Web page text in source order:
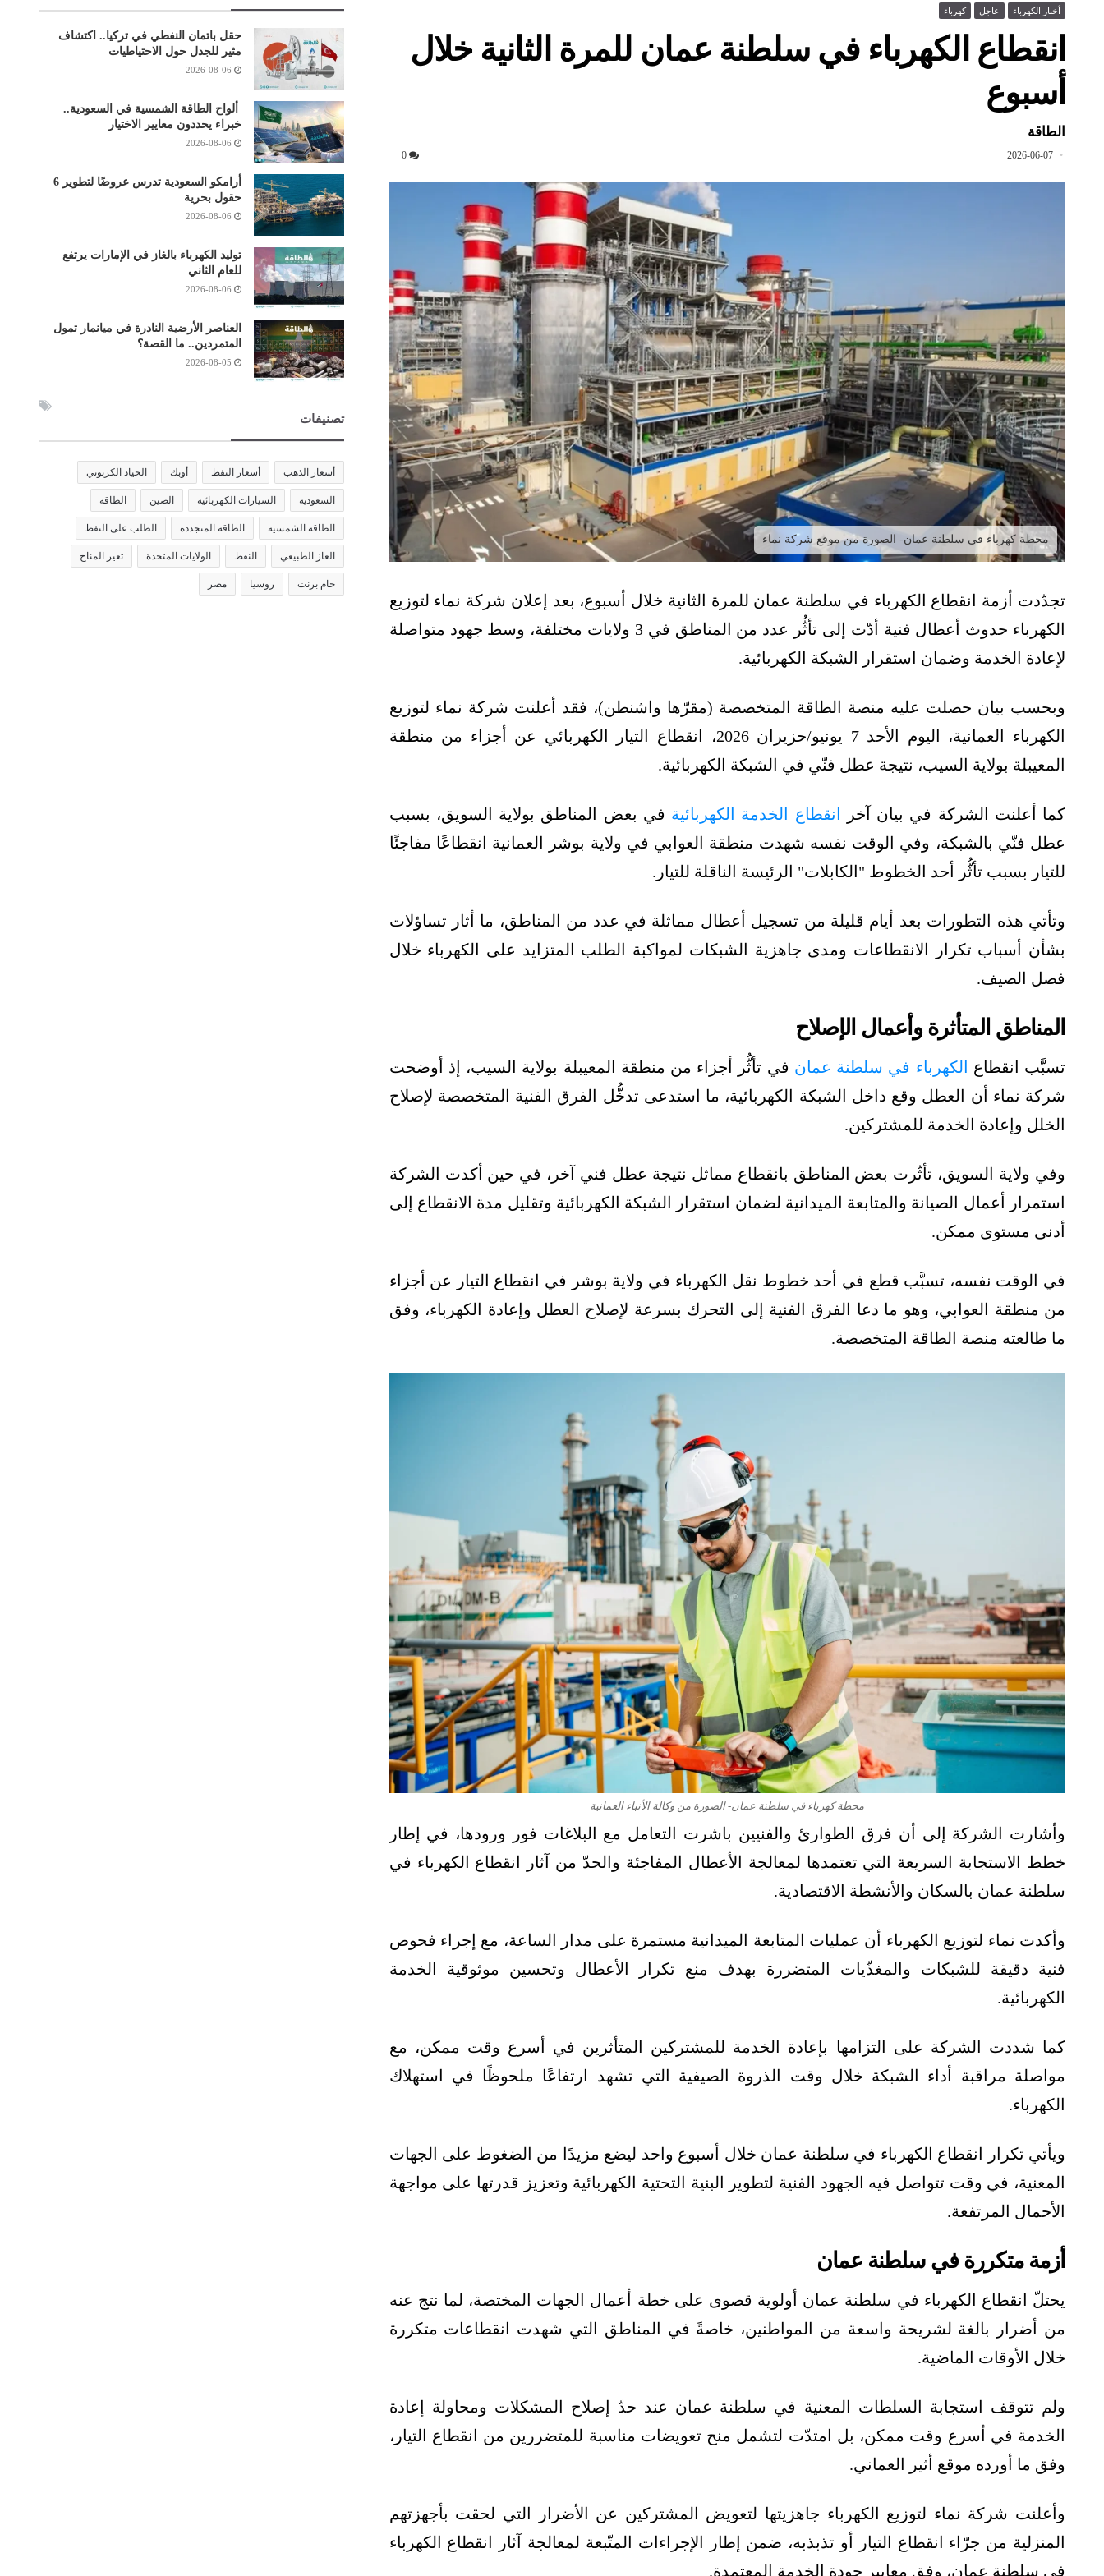
أخبار الكهرباء عاجل كهرباء
انقطاع الكهرباء في سلطنة عمان للمرة الثانية خلال
أسبوع
الطاقة
2026-06-07
0
محطة كهرباء في سلطنة عمان- الصورة من موقع شركة نماء
تجدّدت أزمة انقطاع الكهرباء في سلطنة عمان للمرة الثانية خلال أسبوع، بعد إعلان شركة نماء لتوزيع
الكهرباء حدوث أعطال فنية أدّت إلى تأثُّر عدد من المناطق في 3 ولايات مختلفة، وسط جهود متواصلة
لإعادة الخدمة وضمان استقرار الشبكة الكهربائية.
وبحسب بيان حصلت عليه منصة الطاقة المتخصصة (مقرّها واشنطن)، فقد أعلنت شركة نماء لتوزيع
الكهرباء العمانية، اليوم الأحد 7 يونيو/حزيران 2026، انقطاع التيار الكهربائي عن أجزاء من منطقة
المعيبلة بولاية السيب، نتيجة عطل فنّي في الشبكة الكهربائية.
كما أعلنت الشركة في بيان آخر انقطاع الخدمة الكهربائية في بعض المناطق بولاية السويق، بسبب
عطل فنّي بالشبكة، وفي الوقت نفسه شهدت منطقة العوابي في ولاية بوشر العمانية انقطاعًا مفاجئًا
للتيار بسبب تأثُّر أحد الخطوط "الكابلات" الرئيسة الناقلة للتيار.
وتأتي هذه التطورات بعد أيام قليلة من تسجيل أعطال مماثلة في عدد من المناطق، ما أثار تساؤلات
بشأن أسباب تكرار الانقطاعات ومدى جاهزية الشبكات لمواكبة الطلب المتزايد على الكهرباء خلال
فصل الصيف.
المناطق المتأثرة وأعمال الإصلاح
تسبَّب انقطاع الكهرباء في سلطنة عمان في تأثُّر أجزاء من منطقة المعيبلة بولاية السيب، إذ أوضحت
شركة نماء أن العطل وقع داخل الشبكة الكهربائية، ما استدعى تدخُّل الفرق الفنية المتخصصة لإصلاح
الخلل وإعادة الخدمة للمشتركين.
وفي ولاية السويق، تأثّرت بعض المناطق بانقطاع مماثل نتيجة عطل فني آخر، في حين أكدت الشركة
استمرار أعمال الصيانة والمتابعة الميدانية لضمان استقرار الشبكة الكهربائية وتقليل مدة الانقطاع إلى
أدنى مستوى ممكن.
في الوقت نفسه، تسبَّب قطع في أحد خطوط نقل الكهرباء في ولاية بوشر في انقطاع التيار عن أجزاء
من منطقة العوابي، وهو ما دعا الفرق الفنية إلى التحرك بسرعة لإصلاح العطل وإعادة الكهرباء، وفق
ما طالعته منصة الطاقة المتخصصة.
محطة كهرباء في سلطنة عمان- الصورة من وكالة الأنباء العمانية
وأشارت الشركة إلى أن فرق الطوارئ والفنيين باشرت التعامل مع البلاغات فور ورودها، في إطار
خطط الاستجابة السريعة التي تعتمدها لمعالجة الأعطال المفاجئة والحدّ من آثار انقطاع الكهرباء في
سلطنة عمان بالسكان والأنشطة الاقتصادية.
وأكدت نماء لتوزيع الكهرباء أن عمليات المتابعة الميدانية مستمرة على مدار الساعة، مع إجراء فحوص
فنية دقيقة للشبكات والمغذّيات المتضررة بهدف منع تكرار الأعطال وتحسين موثوقية الخدمة
الكهربائية.
كما شددت الشركة على التزامها بإعادة الخدمة للمشتركين المتأثرين في أسرع وقت ممكن، مع
مواصلة مراقبة أداء الشبكة خلال وقت الذروة الصيفية التي تشهد ارتفاعًا ملحوظًا في استهلاك
الكهرباء.
ويأتي تكرار انقطاع الكهرباء في سلطنة عمان خلال أسبوع واحد ليضع مزيدًا من الضغوط على الجهات
المعنية، في وقت تتواصل فيه الجهود الفنية لتطوير البنية التحتية الكهربائية وتعزيز قدرتها على مواجهة
الأحمال المرتفعة.
أزمة متكررة في سلطنة عمان
يحتلّ انقطاع الكهرباء في سلطنة عمان أولوية قصوى على خطة أعمال الجهات المختصة، لما نتج عنه
من أضرار بالغة لشريحة واسعة من المواطنين، خاصةً في المناطق التي شهدت انقطاعات متكررة
خلال الأوقات الماضية.
ولم تتوقف استجابة السلطات المعنية في سلطنة عمان عند حدّ إصلاح المشكلات ومحاولة إعادة
الخدمة في أسرع وقت ممكن، بل امتدّت لتشمل منح تعويضات مناسبة للمتضررين من انقطاع التيار،
وفق ما أورده موقع أثير العماني.
وأعلنت شركة نماء لتوزيع الكهرباء جاهزيتها لتعويض المشتركين عن الأضرار التي لحقت بأجهزتهم
المنزلية من جرّاء انقطاع التيار أو تذبذبه، ضمن إطار الإجراءات المتّبعة لمعالجة آثار انقطاع الكهرباء
في سلطنة عمان، وفق معايير جودة الخدمة المعتمدة.
حقل باتمان النفطي في تركيا.. اكتشاف
مثير للجدل حول الاحتياطيات
2026-08-06
ألواح الطاقة الشمسية في السعودية..
خبراء يحددون معايير الاختيار
2026-08-06
أرامكو السعودية تدرس عروضًا لتطوير 6
حقول بحرية
2026-08-06
توليد الكهرباء بالغاز في الإمارات يرتفع
للعام الثاني
2026-08-06
العناصر الأرضية النادرة في ميانمار تمول
المتمردين.. ما القصة؟
2026-08-05
تصنيفات
أسعار الذهب أسعار النفط أوبك الحياد الكربوني
السعودية السيارات الكهربائية الصين الطاقة
الطاقة الشمسية الطاقة المتجددة الطلب على النفط
الغاز الطبيعي النفط الولايات المتحدة تغير المناخ
خام برنت روسيا مصر